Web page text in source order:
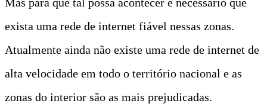
exista uma rede de internet fiável nessas zonas.
Atualmente ainda não existe uma rede de internet de
alta velocidade em todo o território nacional e as
zonas do interior são as mais prejudicadas.